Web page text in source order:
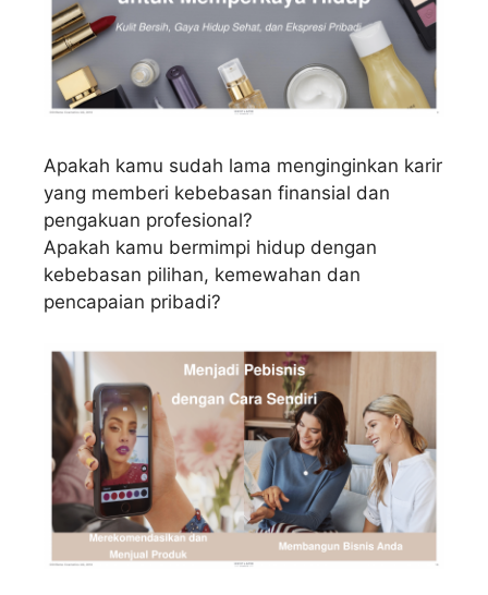
Apakah kamu sudah lama menginginkan karir
yang memberi kebebasan finansial dan
pengakuan profesional?
Apakah kamu bermimpi hidup dengan
kebebasan pilihan, kemewahan dan
pencapaian pribadi?